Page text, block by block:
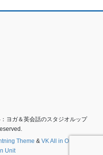
ヨガ＆英会話のスタジオルップ
Theme & VK All in One
Unit